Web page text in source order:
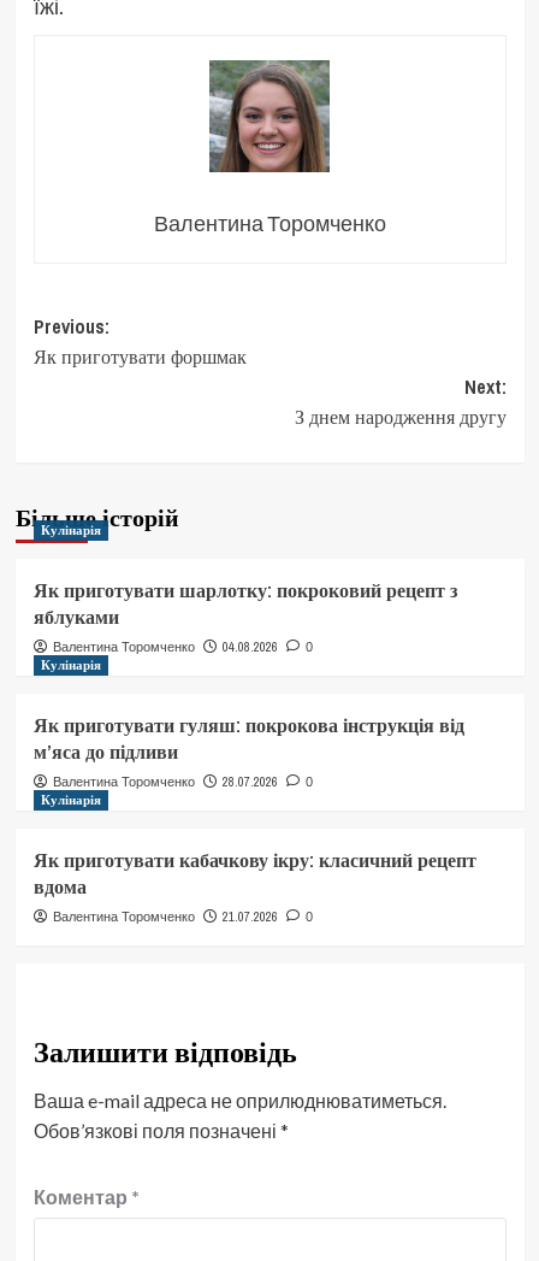
їжі.
Валентина Торомченко
Post
navigation
Previous:
Як приготувати форшмак
Next:
З днем народження другу
Більше історій
Кулінарія
Як приготувати шарлотку: покроковий рецепт з
яблуками
Валентина Торомченко 04.08.2026 0
Кулінарія
Як приготувати гуляш: покрокова інструкція від
м’яса до підливи
Валентина Торомченко 28.07.2026 0
Кулінарія
Як приготувати кабачкову ікру: класичний рецепт
вдома
Валентина Торомченко 21.07.2026 0
Залишити відповідь
Ваша e-mail адреса не оприлюднюватиметься.
Обов’язкові поля позначені *
Коментар *